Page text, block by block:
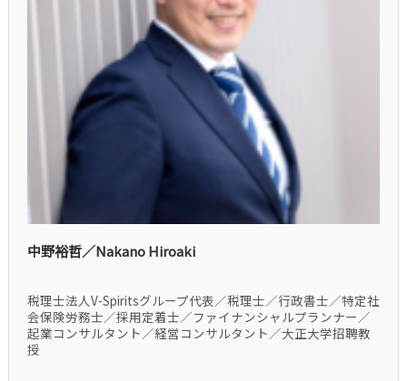
中野裕哲／Nakano Hiroaki
税理士法人V-Spiritsグループ代表／税理士／行政書士／特定社
会保険労務士／採用定着士／ファイナンシャルプランナー／
起業コンサルタント／経営コンサルタント／大正大学招聘教
授